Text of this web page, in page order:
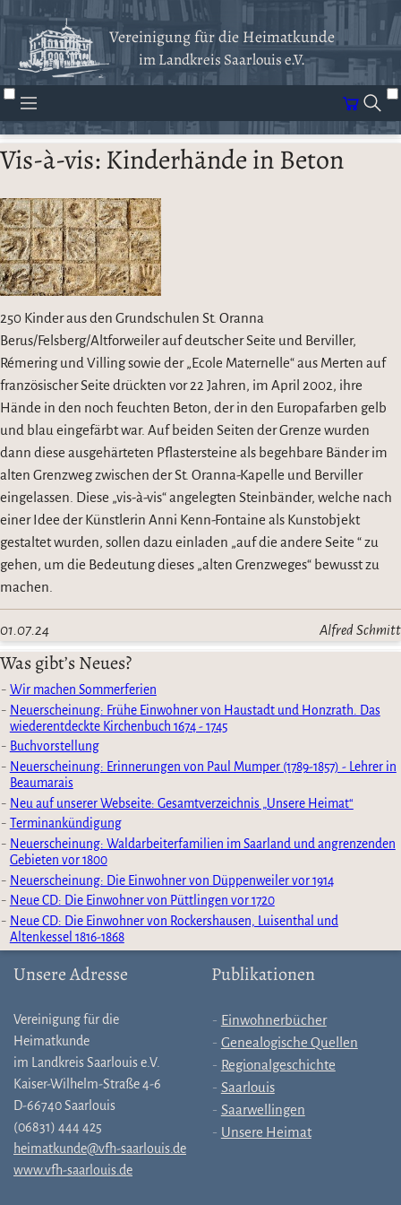
Vereinigung für die Heimatkunde
im Landkreis Saarlouis e.V.
Vis-à-vis: Kinderhände in Beton
250 Kinder aus den Grundschulen St. Oranna
Berus/Felsberg/Altforweiler auf deutscher Seite und Berviller,
Rémering und Villing sowie der „Ecole Maternelle“ aus Merten auf
französischer Seite drückten vor 22 Jahren, im April 2002, ihre
Hände in den noch feuchten Beton, der in den Europafarben gelb
und blau eingefärbt war. Auf beiden Seiten der Grenze wurden
dann diese ausgehärteten Pflastersteine als begehbare Bänder im
alten Grenzweg zwischen der St. Oranna-Kapelle und Berviller
eingelassen. Diese „vis-à-vis“ angelegten Steinbänder, welche nach
einer Idee der Künstlerin Anni Kenn-Fontaine als Kunstobjekt
gestaltet wurden, sollen dazu einladen „auf die andere Seite “ zu
gehen, um die Bedeutung dieses „alten Grenzweges“ bewusst zu
machen.
01.07.24 Alfred Schmitt
Was gibt’s Neues?
Wir machen Sommerferien
Neuerscheinung: Frühe Einwohner von Haustadt und Honzrath. Das
wiederentdeckte Kirchenbuch 1674 - 1745
Buchvorstellung
Neuerscheinung: Erinnerungen von Paul Mumper (1789-1857) - Lehrer in
Beaumarais
Neu auf unserer Webseite: Gesamtverzeichnis „Unsere Heimat“
Terminankündigung
Neuerscheinung: Waldarbeiterfamilien im Saarland und angrenzenden
Gebieten vor 1800
Neuerscheinung: Die Einwohner von Düppenweiler vor 1914
Neue CD: Die Einwohner von Püttlingen vor 1720
Neue CD: Die Einwohner von Rockershausen, Luisenthal und
Altenkessel 1816-1868
Unsere Adresse
Vereinigung für die
Heimatkunde
im Landkreis Saarlouis e.V.
Kaiser-Wilhelm-Straße 4-6
D-66740 Saarlouis
(06831) 444 425
heimatkunde@vfh-saarlouis.de
www.vfh-saarlouis.de
Publikationen
Einwohnerbücher
Genealogische Quellen
Regionalgeschichte
Saarlouis
Saarwellingen
Unsere Heimat